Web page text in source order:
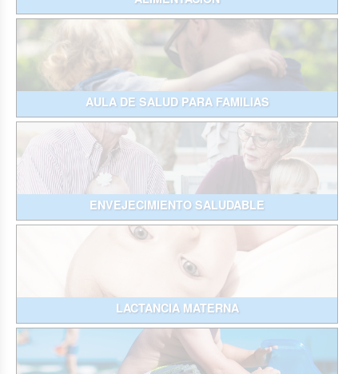
AULA DE SALUD PARA FAMILIAS
ENVEJECIMIENTO SALUDABLE
LACTANCIA MATERNA